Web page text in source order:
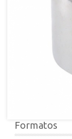
Formatos